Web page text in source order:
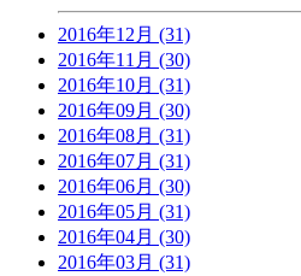
2016年12月 (31)
2016年11月 (30)
2016年10月 (31)
2016年09月 (30)
2016年08月 (31)
2016年07月 (31)
2016年06月 (30)
2016年05月 (31)
2016年04月 (30)
2016年03月 (31)